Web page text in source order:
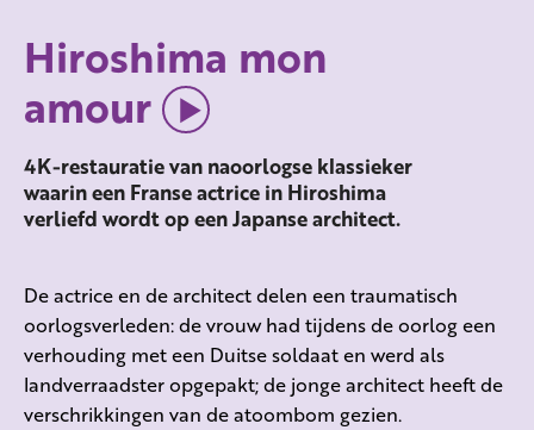
Hiroshima mon
amour
4K-restauratie van naoorlogse klassieker
waarin een Franse actrice in Hiroshima
verliefd wordt op een Japanse architect.
De actrice en de architect delen een traumatisch
oorlogsverleden: de vrouw had tijdens de oorlog een
verhouding met een Duitse soldaat en werd als
landverraadster opgepakt; de jonge architect heeft de
verschrikkingen van de atoombom gezien.